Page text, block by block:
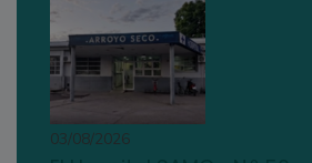
03/08/2026